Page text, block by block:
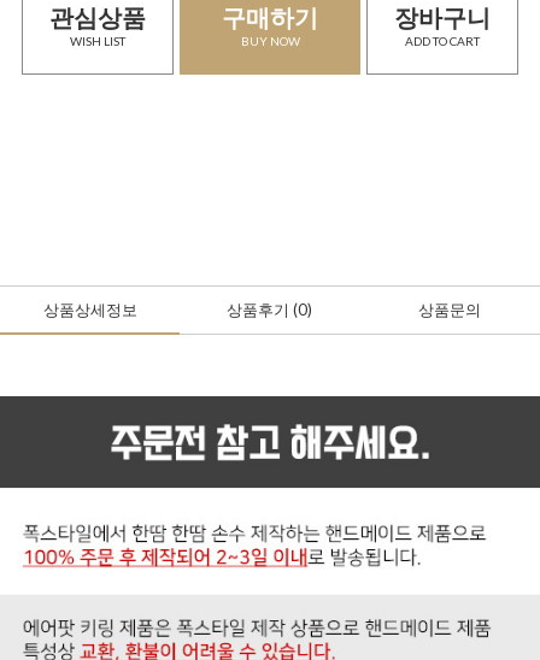
관심상품
WISH LIST
구매하기
BUY NOW
장바구니
ADD TO CART
상품상세정보 상품후기 (0) 상품문의